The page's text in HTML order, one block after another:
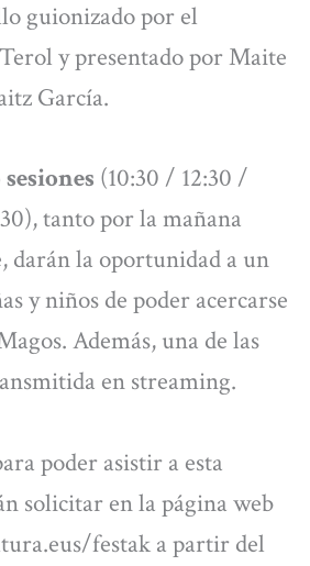
guionizado por el
y presentado por Maite
García.
(10:30 / 12:30 /
tanto por la mañana
darán la oportunidad a un
y niños de poder acercarse
Además, una de las
en streaming.
poder asistir a esta
solicitar en la página web
festak a partir del